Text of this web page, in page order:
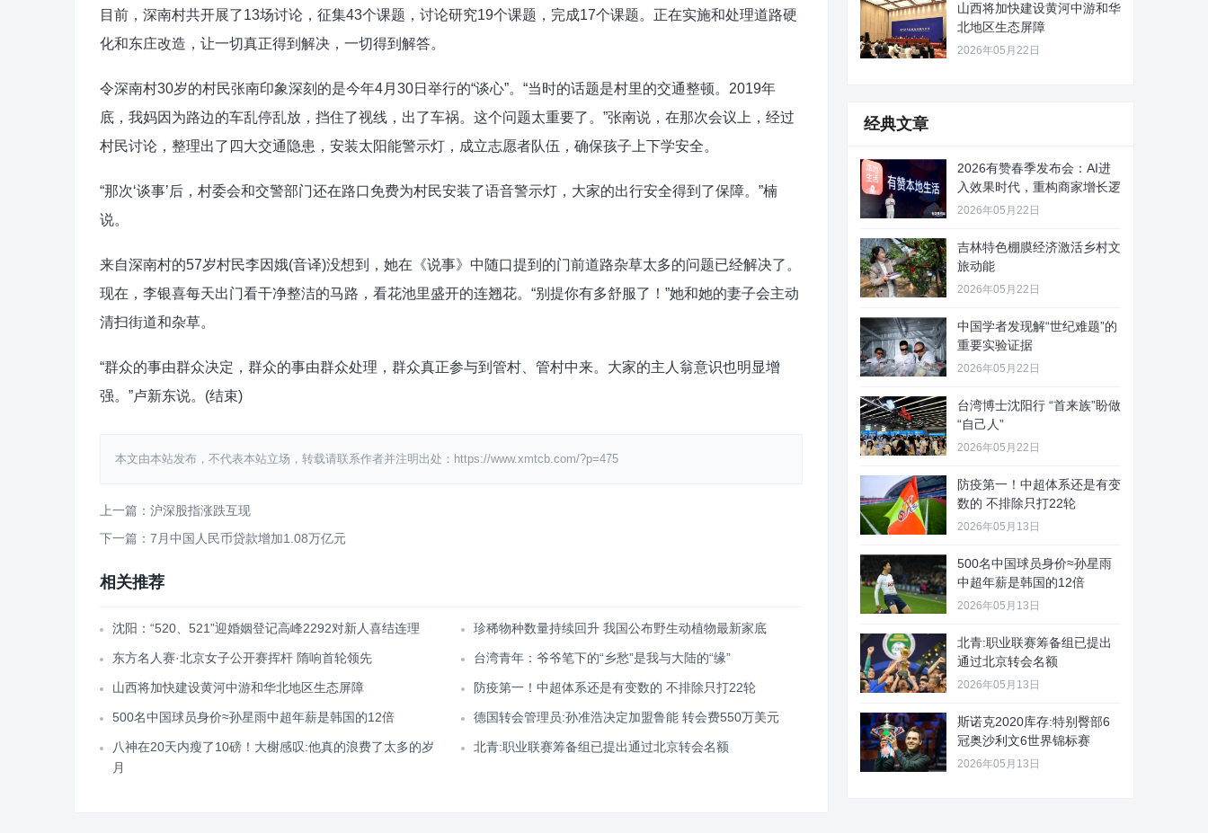
目前，深南村共开展了13场讨论，征集43个课题，讨论研究19个课题，完成17个课题。正在实施和处理道路硬
化和东庄改造，让一切真正得到解决，一切得到解答。
令深南村30岁的村民张南印象深刻的是今年4月30日举行的“谈心”。“当时的话题是村里的交通整顿。2019年
底，我妈因为路边的车乱停乱放，挡住了视线，出了车祸。这个问题太重要了。”张南说，在那次会议上，经过
村民讨论，整理出了四大交通隐患，安装太阳能警示灯，成立志愿者队伍，确保孩子上下学安全。
“那次‘谈事’后，村委会和交警部门还在路口免费为村民安装了语音警示灯，大家的出行安全得到了保障。”楠
说。
来自深南村的57岁村民李因娥(音译)没想到，她在《说事》中随口提到的门前道路杂草太多的问题已经解决了。
现在，李银喜每天出门看干净整洁的马路，看花池里盛开的连翘花。“别提你有多舒服了！”她和她的妻子会主动
清扫街道和杂草。
“群众的事由群众决定，群众的事由群众处理，群众真正参与到管村、管村中来。大家的主人翁意识也明显增
强。”卢新东说。(结束)
本文由本站发布，不代表本站立场，转载请联系作者并注明出处：https://www.xmtcb.com/?p=475
上一篇：沪深股指涨跌互现
下一篇：7月中国人民币贷款增加1.08万亿元
相关推荐
沈阳：“520、521”迎婚姻登记高峰2292对新人喜结连理 珍稀物种数量持续回升 我国公布野生动植物最新家底
东方名人赛·北京女子公开赛挥杆 隋响首轮领先 台湾青年：爷爷笔下的“乡愁”是我与大陆的“缘”
山西将加快建设黄河中游和华北地区生态屏障 防疫第一！中超体系还是有变数的 不排除只打22轮
500名中国球员身价≈孙星雨中超年薪是韩国的12倍 德国转会管理员:孙准浩决定加盟鲁能 转会费550万美元
八神在20天内瘦了10磅！大榭感叹:他真的浪费了太多的岁
月
北青:职业联赛筹备组已提出通过北京转会名额
山西将加快建设黄河中游和华
北地区生态屏障
2026年05月22日
经典文章
2026有赞春季发布会：AI进
入效果时代，重构商家增长逻
2026年05月22日
吉林特色棚膜经济激活乡村文
旅动能
2026年05月22日
中国学者发现解“世纪难题”的
重要实验证据
2026年05月22日
台湾博士沈阳行 “首来族”盼做
“自己人”
2026年05月22日
防疫第一！中超体系还是有变
数的 不排除只打22轮
2026年05月13日
500名中国球员身价≈孙星雨
中超年薪是韩国的12倍
2026年05月13日
北青:职业联赛筹备组已提出
通过北京转会名额
2026年05月13日
斯诺克2020库存:特别臀部6
冠奥沙利文6世界锦标赛
2026年05月13日